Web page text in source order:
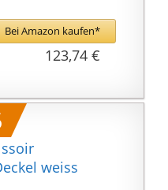
Sauberkeit.
können
-
Bei Amazon kaufen*
123,74 €
weiss